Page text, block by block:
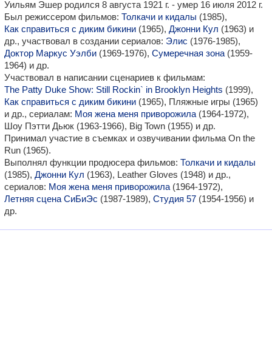
Уильям Эшер родился 8 августа 1921 г. - умер 16 июля 2012 г.
Был режиссером фильмов: Толкачи и кидалы (1985),
Как справиться с диким бикини (1965), Джонни Кул (1963) и
др., участвовал в создании сериалов: Элис (1976-1985),
Доктор Маркус Уэлби (1969-1976), Сумеречная зона (1959-
1964) и др.
Участвовал в написании сценариев к фильмам:
The Patty Duke Show: Still Rockin` in Brooklyn Heights (1999),
Как справиться с диким бикини (1965), Пляжные игры (1965)
и др., сериалам: Моя жена меня приворожила (1964-1972),
Шоу Пэтти Дьюк (1963-1966), Big Town (1955) и др.
Принимал участие в съемках и озвучивании фильма On the
Run (1965).
Выполнял функции продюсера фильмов: Толкачи и кидалы
(1985), Джонни Кул (1963), Leather Gloves (1948) и др.,
сериалов: Моя жена меня приворожила (1964-1972),
Летняя сцена СиБиЭс (1987-1989), Студия 57 (1954-1956) и
др.